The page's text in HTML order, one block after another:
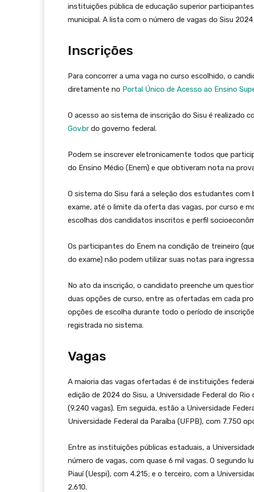
instituições pública de educação superior
municipal. A lista com o número de vagas do Sisu
Inscrições
Para concorrer a uma vaga no curso escolhido, o
diretamente no Portal Único de Acesso ao Ensino
O acesso ao sistema de inscrição do Sisu é realizado
Gov.br do governo federal.
Podem se inscrever eletronicamente todos que
do Ensino Médio (Enem) e que obtiveram nota na
O sistema do Sisu fará a seleção dos estudantes
exame, até o limite da oferta das vagas, por curso e
escolhas dos candidatos inscritos e perfil
Os participantes do Enem na condição de treineiro
do exame) não podem utilizar suas notas para
No ato da inscrição, o candidato preenche um
duas opções de curso, entre as ofertadas em cada
opções de escolha durante todo o período de
registrada no sistema.
Vagas
A maioria das vagas ofertadas é de instituições
edição de 2024 do Sisu, a Universidade Federal do
(9.240 vagas). Em seguida, estão a Universidade
Universidade Federal da Paraíba (UFPB), com 7.750
Entre as instituições públicas estaduais, a
número de vagas, com quase 6 mil vagas. O segundo
Piauí (Uespi), com 4.215; e o terceiro, com a
2.610.